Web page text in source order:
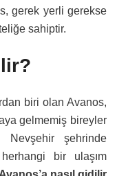
gerek yerli gerekse
sahiptir.
biri olan Avanos,
gelmemiş bireyler
Nevşehir şehrinde
bir ulaşım